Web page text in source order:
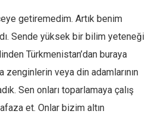
getiremedim. Artık benim
Sende yüksek bir bilim yeteneği
Türkmenistan’dan buraya
zenginlerin veya din adamlarının
Sen onları toparlamaya çalış
et. Onlar bizim altın